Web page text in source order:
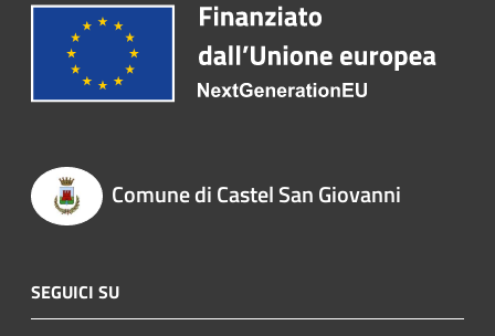
Comune di Castel San Giovanni
SEGUICI SU